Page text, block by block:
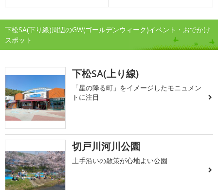
下松SA(下り線)周辺のGW(ゴールデンウィーク)イベント・おでかけ
スポット
下松SA(上り線)
「星の降る町」をイメージしたモニュメン
トに注目
切戸川河川公園
土手沿いの散策が心地よい公園